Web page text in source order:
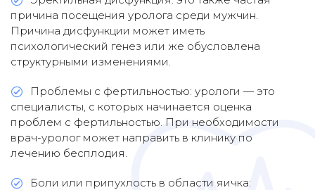
причина посещения уролога среди мужчин.
Причина дисфункции может иметь
психологический генез или же обусловлена
структурными изменениями.
Проблемы с фертильностью: урологи — это
специалисты, с которых начинается оценка
проблем с фертильностью. При необходимости
врач-уролог может направить в клинику по
лечению бесплодия.
Боли или припухлость в области яичка: